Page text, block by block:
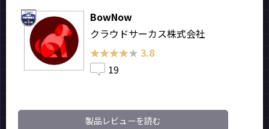
BowNow
クラウドサーカス株式会社
★★★★★
★★★★★ 3.8
19
製品レビューを読む